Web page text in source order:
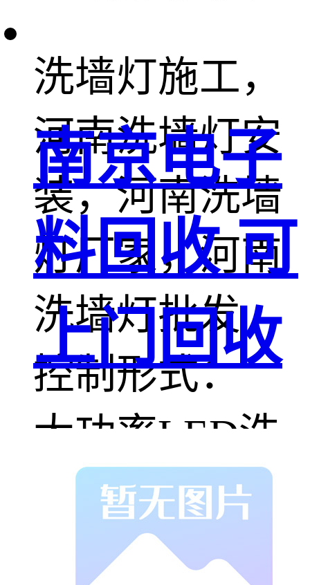
洗墙灯施工，
河南洗墙灯安
装，河南洗墙
灯厂家，河南
洗墙灯批发
控制形式：
大功率LED洗
墙灯有外控和
内控两种控制
南京电子
料回收 可
上门回收